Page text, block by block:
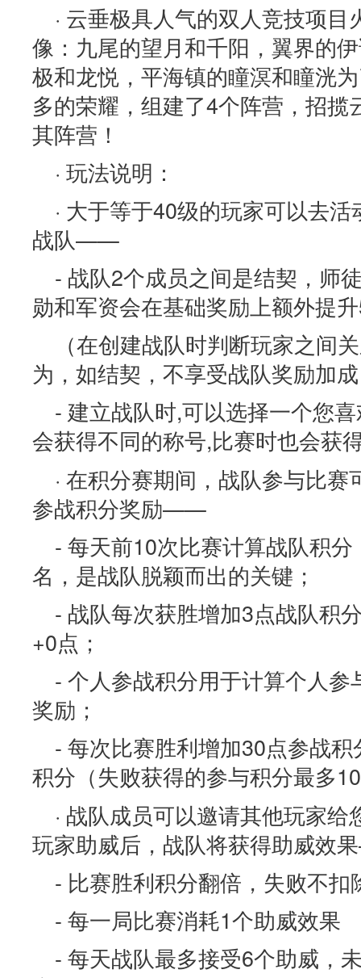
· 云垂极具人气的双人竞技项
像：九尾的望月和千阳，翼界的
极和龙悦，平海镇的瞳溟和瞳洸
多的荣耀，组建了4个阵营，招
其阵营！
· 玩法说明：
· 大于等于40级的玩家可以去
战队——
- 战队2个成员之间是结契，师
勋和军资会在基础奖励上额外提
（在创建战队时判断玩家之间
为，如结契，不享受战队奖励加
- 建立战队时,可以选择一个您
会获得不同的称号,比赛时也会获
· 在积分赛期间，战队参与比
参战积分奖励——
- 每天前10次比赛计算战队积
名，是战队脱颖而出的关键；
- 战队每次获胜增加3点战队积
+0点；
- 个人参战积分用于计算个人
奖励；
- 每次比赛胜利增加30点参战
积分（失败获得的参与积分最多
· 战队成员可以邀请其他玩家
玩家助威后，战队将获得助威效
- 比赛胜利积分翻倍，失败不扣
- 每一局比赛消耗1个助威效果
- 每天战队最多接受6个助威，